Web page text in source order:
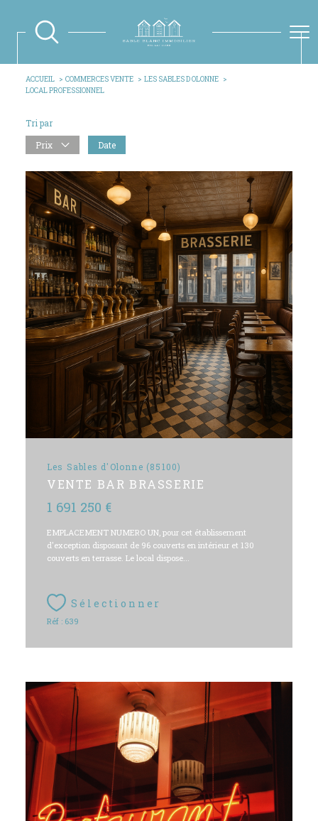
ACCUEIL COMMERCES VENTE
LES SABLES D OLONNE
LOCAL PROFESSIONNEL
Tri par
Prix
Date
Les Sables d'Olonne (85100)
VENTE BAR BRASSERIE
1 691 250 €
EMPLACEMENT NUMERO UN, pour cet établissement
d'exception disposant de 96 couverts en intérieur et 130
couverts en terrasse. Le local dispose...
Sélectionner
Réf : 639